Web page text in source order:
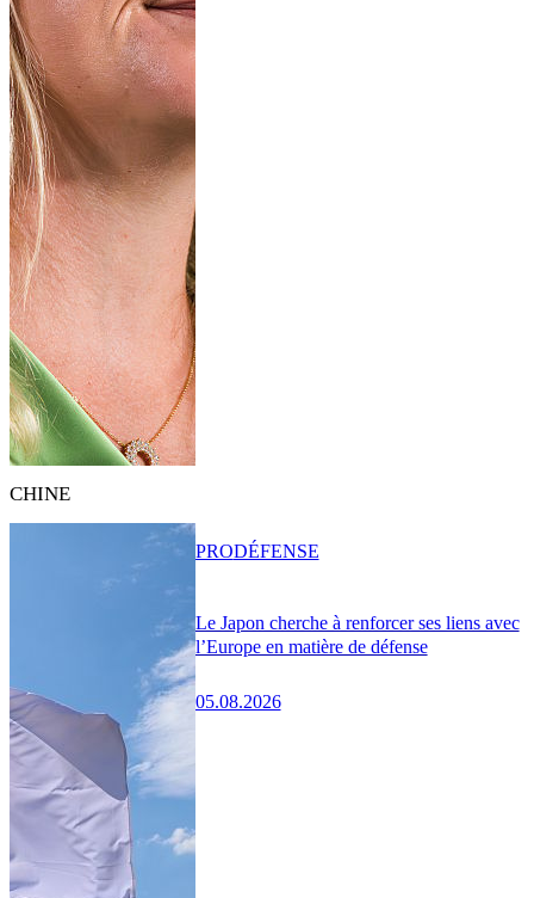
CHINE
Le Japon cherche à renforcer ses liens avec
l’Europe en matière de défense
05.08.2026
PRODÉFENSE